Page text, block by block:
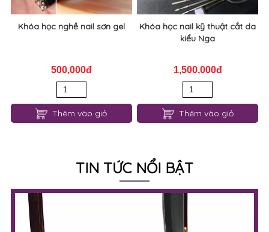
Khóa học nghề nail sơn gel
500,000đ
Thêm vào giỏ
Khóa học nail kỹ thuật cắt da
kiểu Nga
1,500,000đ
Thêm vào giỏ
TIN TỨC NỔI BẬT